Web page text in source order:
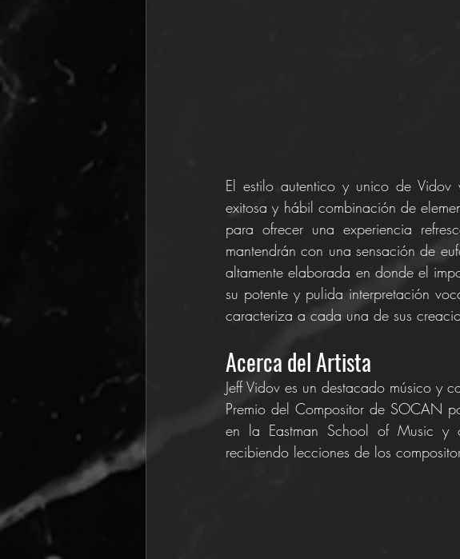
El estilo autentico y unico de Vidov
exitosa y hábil combinación de
para ofrecer una experiencia
mantendrán con una sensación de
altamente elaborada en donde el
su potente y pulida interpretación
caracteriza a cada una de sus
Acerca del Artista
Jeff Vidov es un destacado músico y
Premio del Compositor de SOCAN
en la Eastman School of Music y
recibiendo lecciones de los